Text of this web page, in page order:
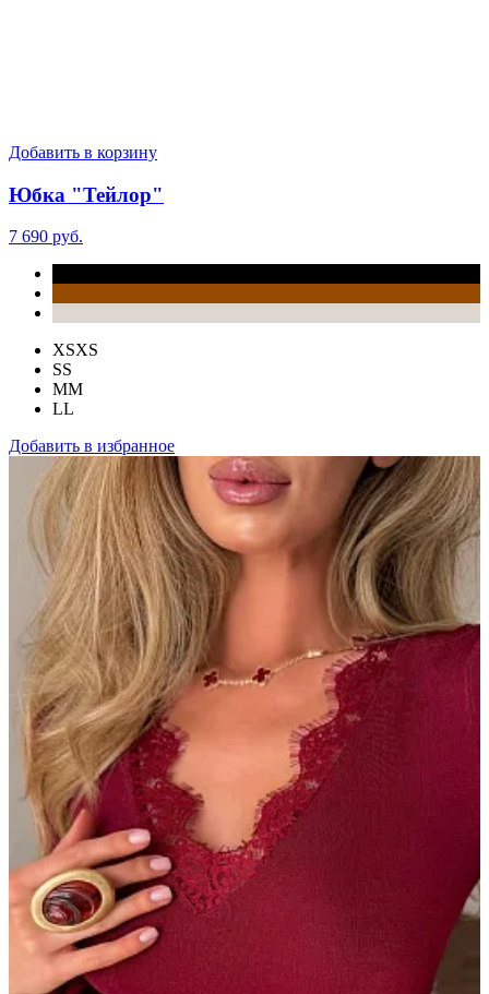
Добавить в корзину
Юбка "Тейлор"
7 690 руб.
XSXS
SS
MM
LL
Добавить в избранное